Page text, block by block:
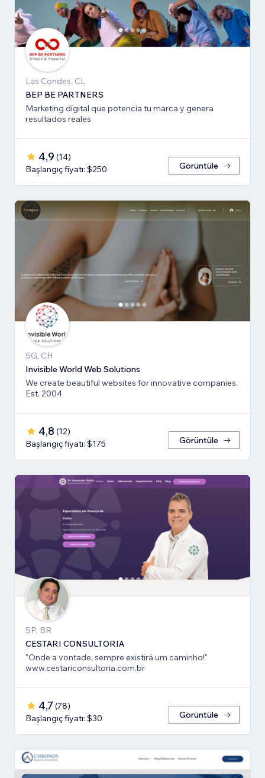
Las Condes, CL
BEP BE PARTNERS
Marketing digital que potencia tu marca y genera
resultados reales
4,9 (14)
Başlangıç fiyatı: $250
Görüntüle
SG, CH
Invisible World Web Solutions
We create beautiful websites for innovative companies.
Est. 2004
4,8 (12)
Başlangıç fiyatı: $175
Görüntüle
SP, BR
CESTARI CONSULTORIA
"Onde a vontade, sempre existirá um caminho!"
www.cestariconsultoria.com.br
4,7 (78)
Başlangıç fiyatı: $30
Görüntüle